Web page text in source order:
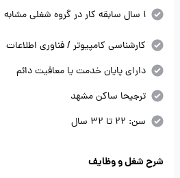
1 سال سابقه کار در گروه شغلی مشابه
کارشناسی کامپیوتر / فناوری اطلاعات
دارای پایان خدمت یا معافیت دائم
ترجیحا ساکن مشهد
سن: 22 تا 32 سال
شرح شغل و وظایف